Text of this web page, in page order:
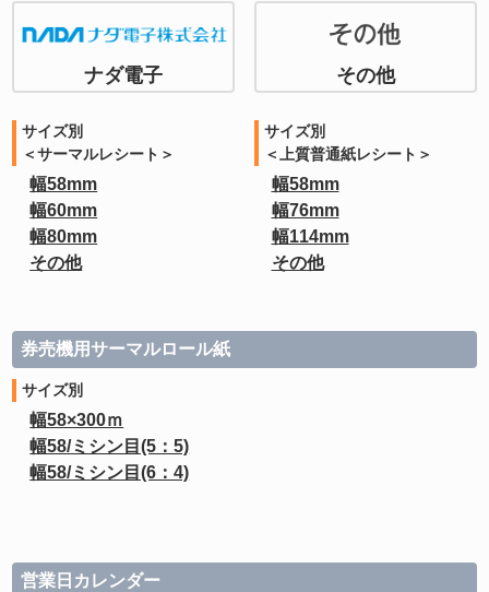
ナダ電子 その他
サイズ別
＜サーマルレシート＞
幅58mm
幅60mm
幅80mm
その他
サイズ別
＜上質普通紙レシート＞
幅58mm
幅76mm
幅114mm
その他
券売機用サーマルロール紙
サイズ別
幅58×300ｍ
幅58/ミシン目(5：5)
幅58/ミシン目(6：4)
営業日カレンダー